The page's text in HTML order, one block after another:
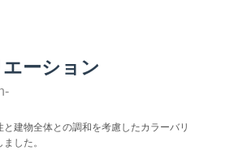
ーション
建物全体との調和を考慮したカラーバリ
した。